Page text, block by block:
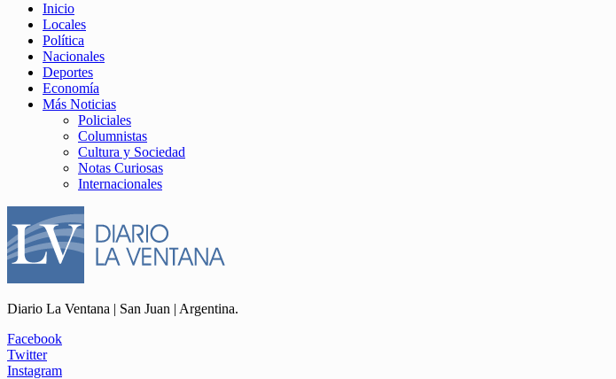
Inicio
Locales
Política
Nacionales
Deportes
Economía
Más Noticias
Policiales
Columnistas
Cultura y Sociedad
Notas Curiosas
Internacionales
Diario La Ventana | San Juan | Argentina.
Facebook
Twitter
Instagram